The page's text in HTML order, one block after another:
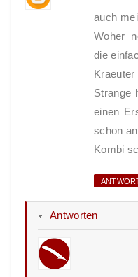
auch
Woher
die
Strange
einen
schon
Kombi
Antworten